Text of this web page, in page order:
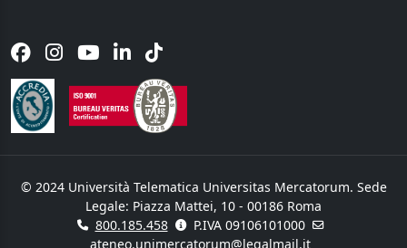
© 2024 Università Telematica Universitas Mercatorum. Sede
Legale: Piazza Mattei, 10 - 00186 Roma
800.185.458
P.IVA 09106101000
ateneo.unimercatorum@legalmail.it